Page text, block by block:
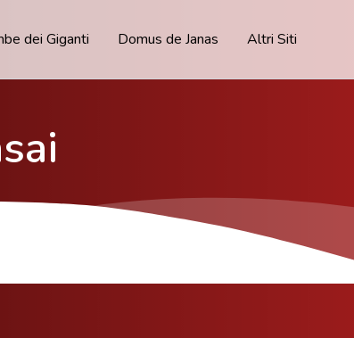
dei Giganti Domus de Janas Altri Siti